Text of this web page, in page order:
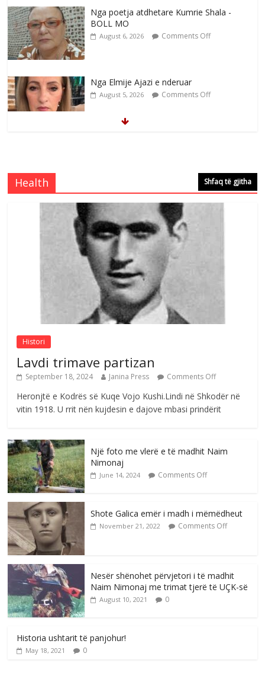
Nga Elmije Ajazi e nderuar
August 5, 2026 Comments Off
Brahim Çekaj njē veprimtar i respektuar i
August 5, 2026
me mirenjohje nga Xhevdet Qeriqi Dega
Sulm , pse të dua ty
August 8, 2026 Comments Off
Health Shfaq të gjitha
Histori
Lavdi trimave partizan
September 18, 2024 Janina Press Comments Off
Heronjtë e Kodrës së Kuqe Vojo Kushi.Lindi në Shkodër në
vitin 1918. U rrit nën kujdesin e dajove mbasi prindërit
Një foto me vlerë e të madhit Naim
Nimonaj
June 14, 2024 Comments Off
Shote Galica emër i madh i mëmëdheut
November 21, 2022 Comments Off
Nesër shënohet përvjetori i të madhit
Naim Nimonaj me trimat tjerë të UÇK-së
August 10, 2021 0
Historia ushtarit të panjohur!
May 18, 2021 0